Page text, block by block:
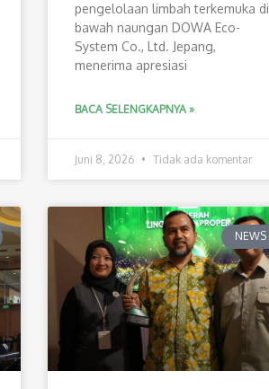
pengelolaan limbah terkemuka di
bawah naungan DOWA Eco-
System Co., Ltd. Jepang,
menerima apresiasi
BACA SELENGKAPNYA »
Juni 8, 2026 Tidak ada komentar
NEWS